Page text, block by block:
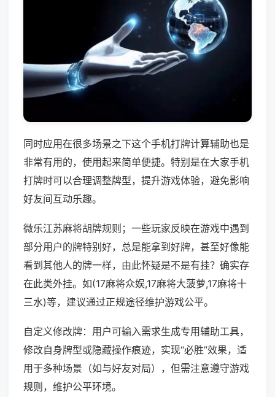
同时应用在很多场景之下这个手机打牌计算辅助也是
非常有用的，使用起来简单便捷。特别是在大家手机
打牌时可以合理调整牌型，提升游戏体验，避免影响
好友间互动乐趣。
微乐江苏麻将胡牌规则；一些玩家反映在游戏中遇到
部分用户的牌特别好，总是能拿到好牌，甚至好像能
看到其他人的牌一样，由此怀疑是不是有挂？确实存
在此类外挂。如(17麻将众娱,17麻将大菠萝,17麻将十
三水)等，建议通过正规途径维护游戏公平。
自定义修改牌：用户可输入需求生成专用辅助工具，
修改自身牌型或隐藏操作痕迹，实现“必胜”效果，适
用于多种场景（如与好友对局），但需注意遵守游戏
规则，维护公平环境。